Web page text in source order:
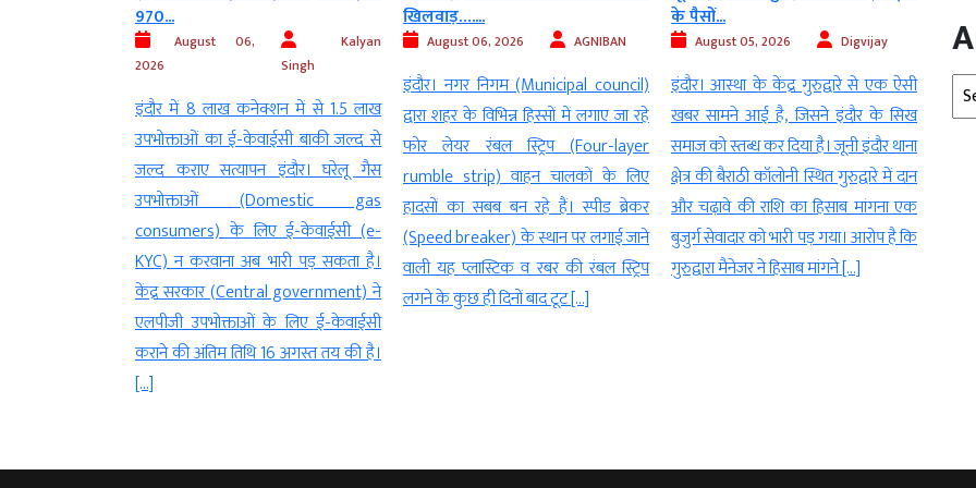
970...
August 06,
2026
Kalyan
Singh
इंदौर में 8 लाख कनेक्शन में से 1.5 लाख
उपभोक्ताओं का ई-केवाईसी बाकी जल्द से
जल्द कराए सत्यापन इंदौर। घरेलू गैस
उपभोक्ताओं (Domestic gas
consumers) के लिए ई-केवाईसी (e-
KYC) न करवाना अब भारी पड़ सकता है।
केंद्र सरकार (Central government) ने
एलपीजी उपभोक्ताओं के लिए ई-केवाईसी
कराने की अंतिम तिथि 16 अगस्त तय की है।
[…]
खिलवाड़…....
August 06, 2026 AGNIBAN
इंदौर। नगर निगम (Municipal council)
द्वारा शहर के विभिन्न हिस्सों में लगाए जा रहे
फोर लेयर रंबल स्ट्रिप (Four-layer
rumble strip) वाहन चालकों के लिए
हादसों का सबब बन रहे हैं। स्पीड ब्रेकर
(Speed ​​breaker) के स्थान पर लगाई जाने
वाली यह प्लास्टिक व रबर की रंबल स्ट्रिप
लगने के कुछ ही दिनों बाद टूट […]
के पैसों...
August 05, 2026 Digvijay
इंदौर। आस्था के केंद्र गुरुद्वारे से एक ऐसी
खबर सामने आई है, जिसने इंदौर के सिख
समाज को स्तब्ध कर दिया है। जूनी इंदौर थाना
क्षेत्र की बैराठी कॉलोनी स्थित गुरुद्वारे में दान
और चढ़ावे की राशि का हिसाब मांगना एक
बुजुर्ग सेवादार को भारी पड़ गया। आरोप है कि
गुरुद्वारा मैनेजर ने हिसाब मांगने […]